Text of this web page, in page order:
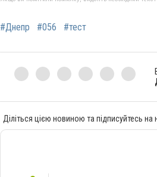
#Днепр #056 #тест
Діліться цією новиною та підписуйтесь на